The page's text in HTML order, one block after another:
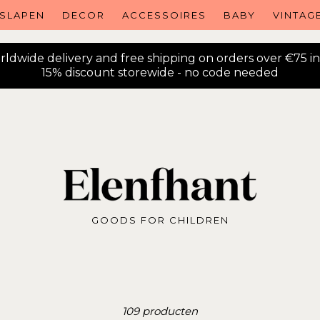
delivery and free shipping on orders over €75
15% discount storewide - no code needed
SLAPEN DECOR ACCESSOIRES BABY
GOODS FOR CHILDREN
109 producten